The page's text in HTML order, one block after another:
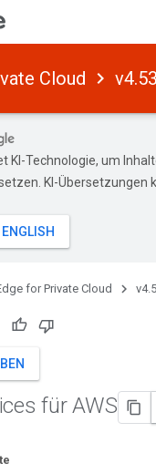
Cloud
KI-Technologie, um
KI-Übersetzungen
for Private Cloud
für AWS